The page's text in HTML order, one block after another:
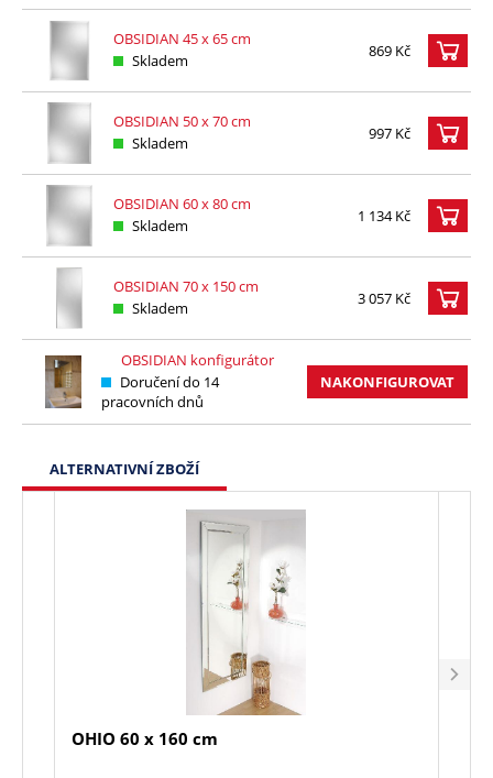
OBSIDIAN 45 x 65 cm
Skladem
869 Kč
OBSIDIAN 50 x 70 cm
Skladem
997 Kč
OBSIDIAN 60 x 80 cm
Skladem
1 134 Kč
OBSIDIAN 70 x 150 cm
Skladem
3 057 Kč
OBSIDIAN konfigurátor
Doručení do 14
pracovních dnů
NAKONFIGUROVAT
ALTERNATIVNÍ ZBOŽÍ
OHIO 60 x 160 cm